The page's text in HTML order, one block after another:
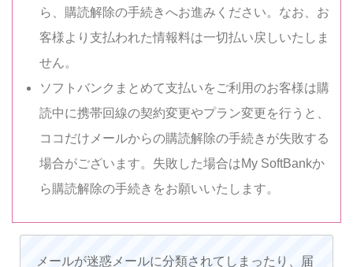
ら、購読解除の手続きへお進みください。なお、お
客様より支払われた情報料は一切払い戻しいたしま
せん。
ソフトバンクまとめて支払いをご利用のお客様は購
読中に携帯回線の契約変更やプラン変更を行うと、
ココだけメールからの購読解除の手続きが失敗する
場合がございます。失敗した場合はMy SoftBankか
ら購読解除の手続きをお願いいたします。
メールが迷惑メールに分類されてしまったり、届